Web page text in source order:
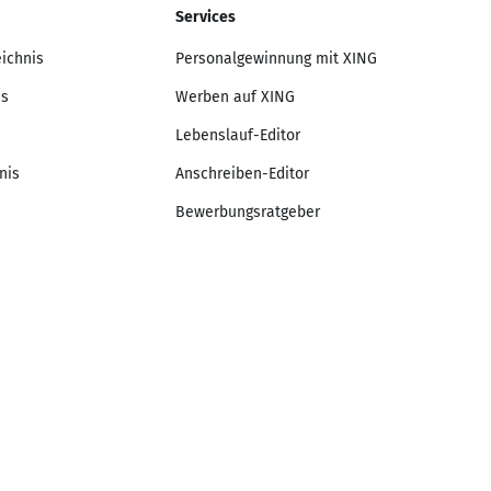
Services
Personalgewinnung mit XING
Werben auf XING
Lebenslauf-Editor
Anschreiben-Editor
Bewerbungsratgeber